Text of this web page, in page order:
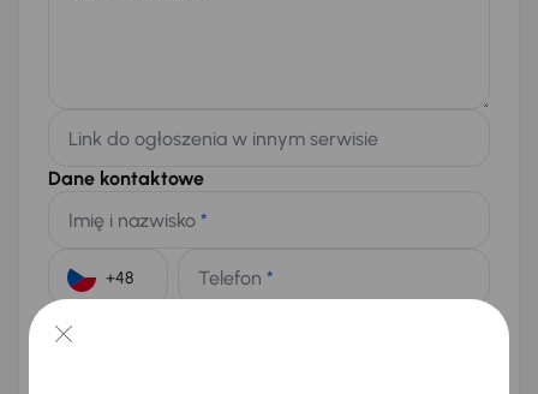
Link do ogłoszenia w innym serwisie
Dane kontaktowe
Imię i nazwisko *
Telefon *
E-mail